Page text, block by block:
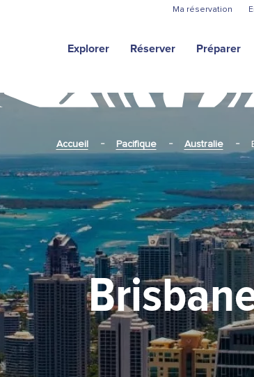
Aller au
Ma réservation
Explorer Réserver Préparer
Accueil Pacifique Australie